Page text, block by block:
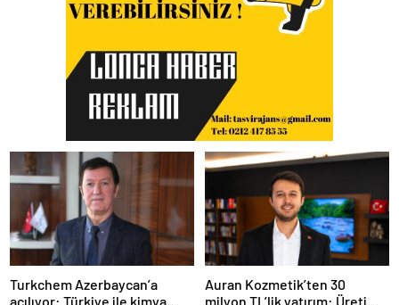
Turkchem Azerbaycan’a
açılıyor: Türkiye ile kimya
Auran Kozmetik’ten 30
milyon TL’lik yatırım: Üretim